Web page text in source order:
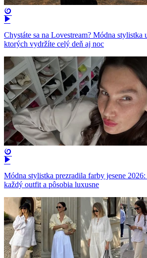
Chystáte sa na Lovestream? Módna stylistka
ktorých vydržíte celý deň aj noc
Módna stylistka prezradila farby jesene
každý outfit a pôsobia luxusne